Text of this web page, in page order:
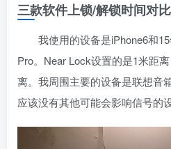
三款软件上锁/解锁时间对比
我使用的设备是iPhone6和
Pro。Near Lock设置的是1米距
离。我周围主要的设备是联想音
应该没有其他可能会影响信号的